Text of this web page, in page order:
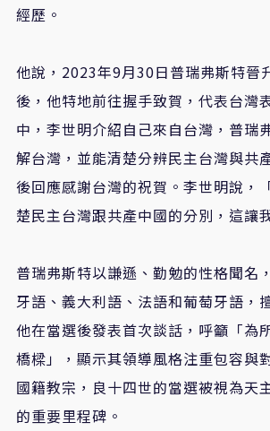
經歷。
他說，2023年9月30日普瑞弗斯特晉
後，他特地前往握手致賀，代表台灣
中，李世明介紹自己來自台灣，普瑞
解台灣，並能清楚分辨民主台灣與共
後回應感謝台灣的祝賀。李世明說，
楚民主台灣跟共產中國的分別，這讓
普瑞弗斯特以謙遜、勤勉的性格聞名
牙語、義大利語、法語和葡萄牙語，
他在當選後發表首次談話，呼籲「為
橋樑」，顯示其領導風格注重包容與
國籍教宗，良十四世的當選被視為天
的重要里程碑。